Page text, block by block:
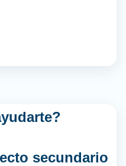
secundario